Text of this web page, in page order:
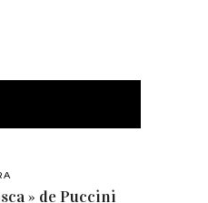
» de Puccini